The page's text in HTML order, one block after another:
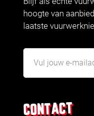
CONTACT
hoogte van
laatste